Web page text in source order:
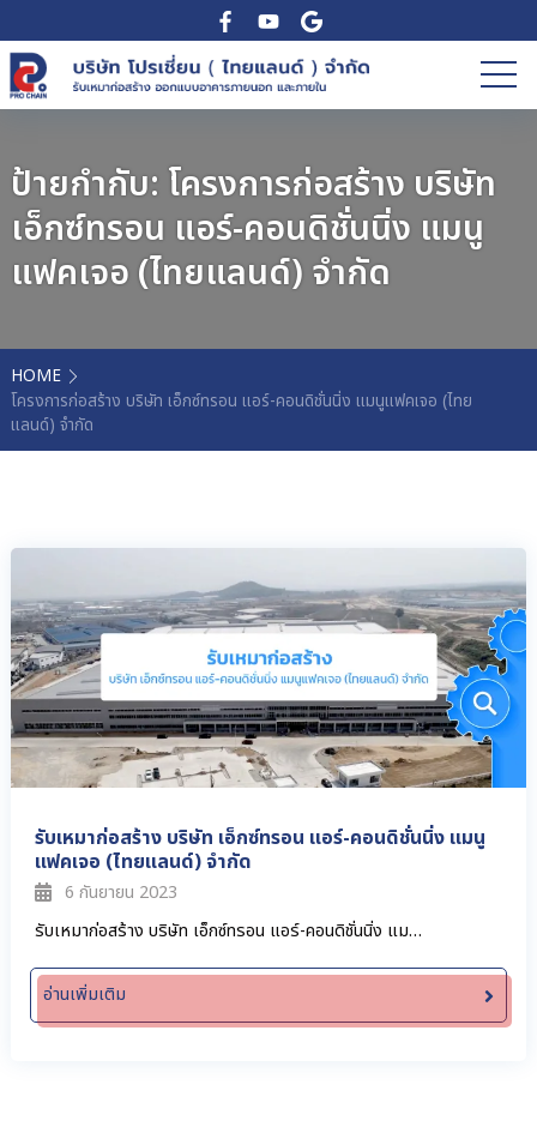
ป้ายกำกับ: โครงการก่อสร้าง บริษัท
เอ็กซ์ทรอน แอร์-คอนดิชั่นนิ่ง แมนู
แฟคเจอ (ไทยแลนด์) จำกัด
HOME
โครงการก่อสร้าง บริษัท เอ็กซ์ทรอน แอร์-คอนดิชั่นนิ่ง แมนูแฟคเจอ (ไทย
แลนด์) จำกัด
รับเหมาก่อสร้าง บริษัท เอ็กซ์ทรอน แอร์-คอนดิชั่นนิ่ง แมนู
แฟคเจอ (ไทยแลนด์) จำกัด
6 กันยายน 2023
รับเหมาก่อสร้าง บริษัท เอ็กซ์ทรอน แอร์-คอนดิชั่นนิ่ง แม…
อ่านเพิ่มเติม